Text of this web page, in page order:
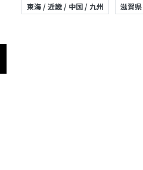
東海 / 近畿 / 中国 / 九州 滋賀県